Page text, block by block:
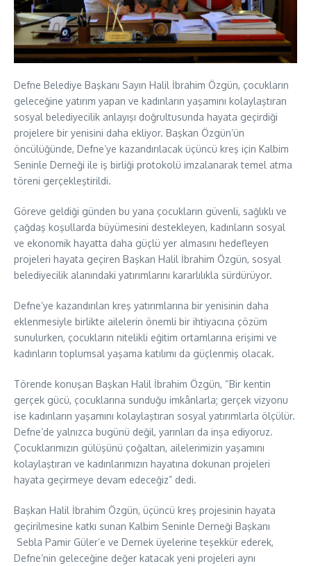
Defne Belediye Başkanı Sayın Halil İbrahim Özgün, çocukların
geleceğine yatırım yapan ve kadınların yaşamını kolaylaştıran
sosyal belediyecilik anlayışı doğrultusunda hayata geçirdiği
projelere bir yenisini daha ekliyor. Başkan Özgün’ün
öncülüğünde, Defne’ye kazandırılacak üçüncü kreş için Kalbim
Seninle Derneği ile iş birliği protokolü imzalanarak temel atma
töreni gerçekleştirildi.
Göreve geldiği günden bu yana çocukların güvenli, sağlıklı ve
çağdaş koşullarda büyümesini destekleyen, kadınların sosyal
ve ekonomik hayatta daha güçlü yer almasını hedefleyen
projeleri hayata geçiren Başkan Halil İbrahim Özgün, sosyal
belediyecilik alanındaki yatırımlarını kararlılıkla sürdürüyor.
Defne’ye kazandırılan kreş yatırımlarına bir yenisinin daha
eklenmesiyle birlikte ailelerin önemli bir ihtiyacına çözüm
sunulurken, çocukların nitelikli eğitim ortamlarına erişimi ve
kadınların toplumsal yaşama katılımı da güçlenmiş olacak.
Törende konuşan Başkan Halil İbrahim Özgün, “Bir kentin
gerçek gücü, çocuklarına sunduğu imkânlarla; gerçek vizyonu
ise kadınların yaşamını kolaylaştıran sosyal yatırımlarla ölçülür.
Defne’de yalnızca bugünü değil, yarınları da inşa ediyoruz.
Çocuklarımızın gülüşünü çoğaltan, ailelerimizin yaşamını
kolaylaştıran ve kadınlarımızın hayatına dokunan projeleri
hayata geçirmeye devam edeceğiz” dedi.
Başkan Halil İbrahim Özgün, üçüncü kreş projesinin hayata
geçirilmesine katkı sunan Kalbim Seninle Derneği Başkanı
Sebla Pamir Güler’e ve Dernek üyelerine teşekkür ederek,
Defne’nin geleceğine değer katacak yeni projeleri aynı